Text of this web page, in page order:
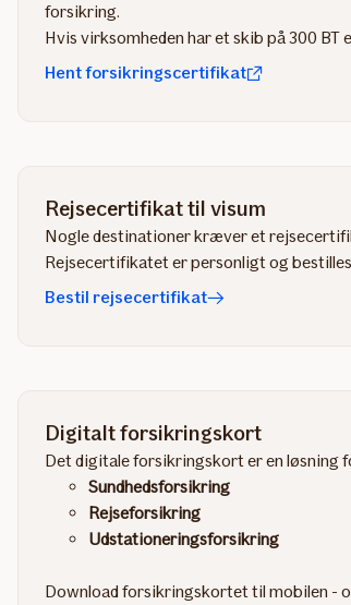
forsikring.
Hvis virksomheden har et skib på 300
Hent forsikringscertifikat
Rejsecertifikat til visum
Nogle destinationer kræver et
Rejsecertifikatet er personligt og
Bestil rejsecertifikat
Digitalt forsikringskort
Det digitale forsikringskort er en løsning
Sundhedsforsikring
Rejseforsikring
Udstationeringsforsikring
Download forsikringskortet til mobilen -